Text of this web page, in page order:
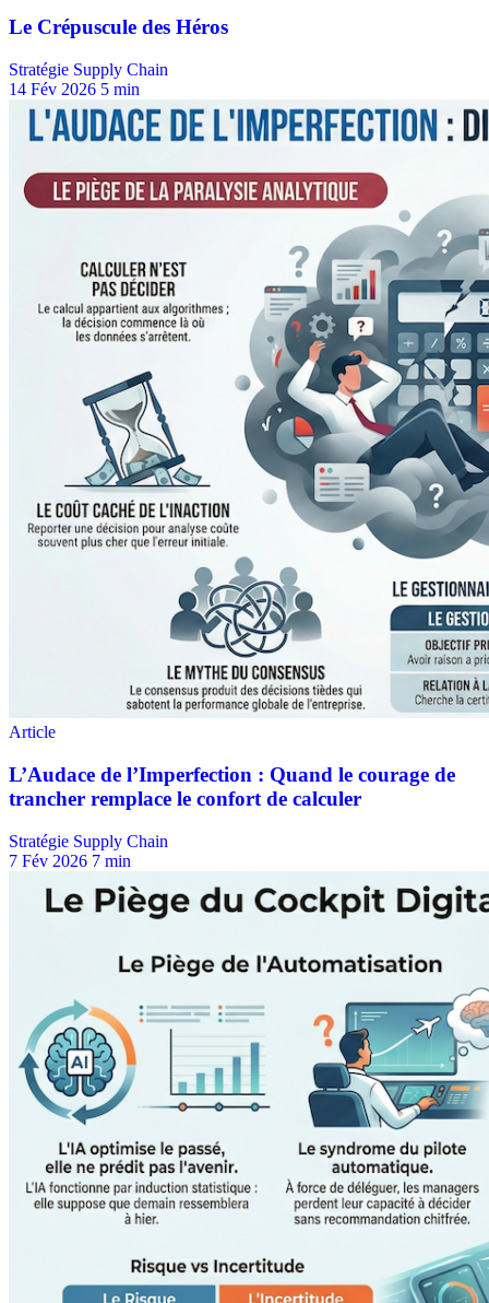
Stratégie Supply Chain
14 Fév 2026 5 min
Stratégie Supply Chain
7 Fév 2026 7 min